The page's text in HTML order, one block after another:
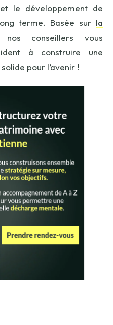
le développement de
terme. Basée sur la
conseillers vous
à construire une
pour l’avenir !